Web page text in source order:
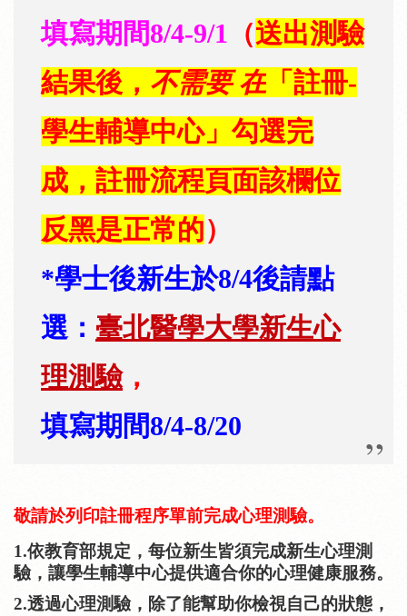
填寫期間8/4-9/1 （送出測驗
結果後， 不需要 在 「註冊-
學生輔導中心」勾選完
成，註冊流程頁面該欄位
反黑是正常的）
*學士後新生於8/4後請點
選： 臺北醫學大學新生心
理測驗，
填寫期間8/4-8/20
敬請於列印註冊程序單前完成心理測驗。
1.依教育部規定，每位新生皆須完成新生心理測
驗，讓學生輔導中心提供適合你的心理健康服務。
2.透過心理測驗，除了能幫助你檢視自己的狀態，